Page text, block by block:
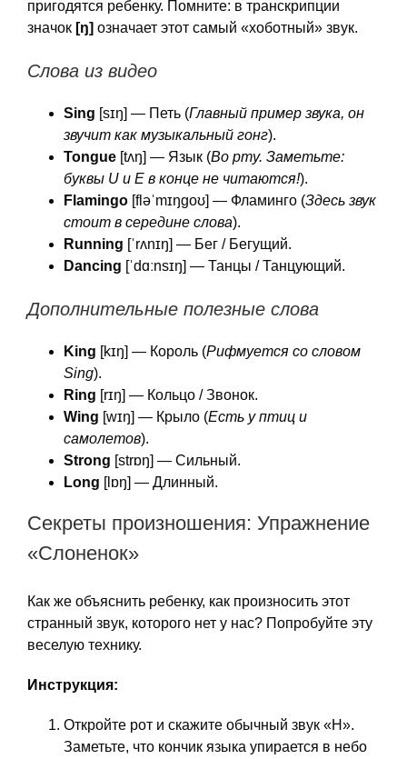
пригодятся ребенку. Помните: в транскрипции
значок [ŋ] означает этот самый «хоботный» звук.
Слова из видео
Sing [sɪŋ] — Петь (Главный пример звука, он
звучит как музыкальный гонг).
Tongue [tʌŋ] — Язык (Во рту. Заметьте:
буквы U и E в конце не читаются!).
Flamingo [fləˈmɪŋɡoʊ] — Фламинго (Здесь звук
стоит в середине слова).
Running [ˈrʌnɪŋ] — Бег / Бегущий.
Dancing [ˈdɑːnsɪŋ] — Танцы / Танцующий.
Дополнительные полезные слова
King [kɪŋ] — Король (Рифмуется со словом
Sing).
Ring [rɪŋ] — Кольцо / Звонок.
Wing [wɪŋ] — Крыло (Есть у птиц и
самолетов).
Strong [strɒŋ] — Сильный.
Long [lɒŋ] — Длинный.
Секреты произношения: Упражнение
«Слоненок»
Как же объяснить ребенку, как произносить этот
странный звук, которого нет у нас? Попробуйте эту
веселую технику.
Инструкция:
Откройте рот и скажите обычный звук «Н».
Заметьте, что кончик языка упирается в небо